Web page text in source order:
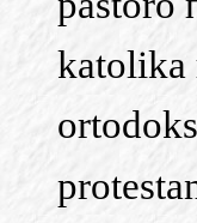
katolika